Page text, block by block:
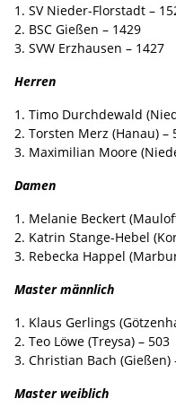
1. SV Nieder-Florstadt –
2. BSC Gießen – 1429
3. SVW Erzhausen – 1427
Herren
1. Timo Durchdewald
2. Torsten Merz (Hanau) –
3. Maximilian Moore
Damen
1. Melanie Beckert
2. Katrin Stange-Hebel
3. Rebecka Happel
Master männlich
1. Klaus Gerlings
2. Teo Löwe (Treysa) – 503
3. Christian Bach (Gießen)
Master weiblich